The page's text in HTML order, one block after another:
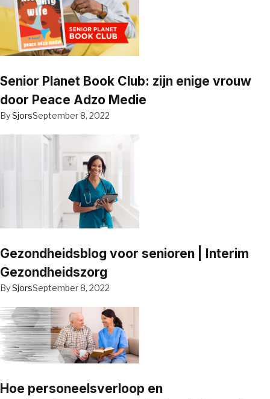
Senior Planet Book Club: zijn enige vrouw
door Peace Adzo Medie
BySjorsSeptember 8, 2022
Gezondheidsblog voor senioren | Interim
Gezondheidszorg
BySjorsSeptember 8, 2022
Hoe personeelsverloop en